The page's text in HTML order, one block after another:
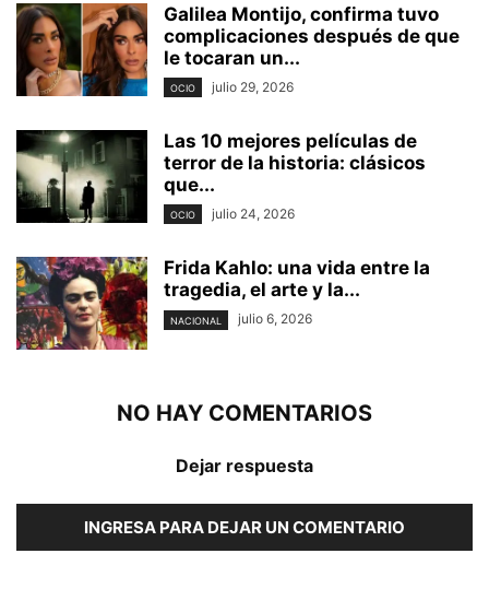
Galilea Montijo, confirma tuvo
complicaciones después de que
le tocaran un...
OCIO julio 29, 2026
Las 10 mejores películas de
terror de la historia: clásicos
que...
OCIO julio 24, 2026
Frida Kahlo: una vida entre la
tragedia, el arte y la...
NACIONAL julio 6, 2026
NO HAY COMENTARIOS
Dejar respuesta
INGRESA PARA DEJAR UN COMENTARIO